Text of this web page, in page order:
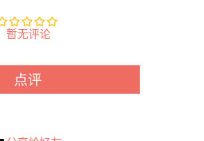
暂无评论
点评